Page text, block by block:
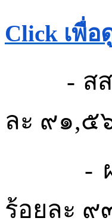
Click เพื่อ
- ส
ละ ๙๑,๕
-
ร้อยละ ๙